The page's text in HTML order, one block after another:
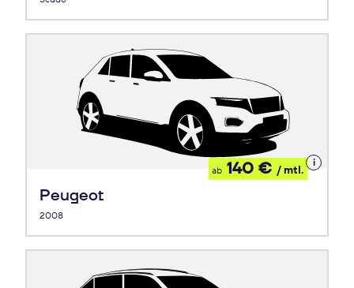
Peugeot
2008
ab 140 € / mtl.
Details
zum